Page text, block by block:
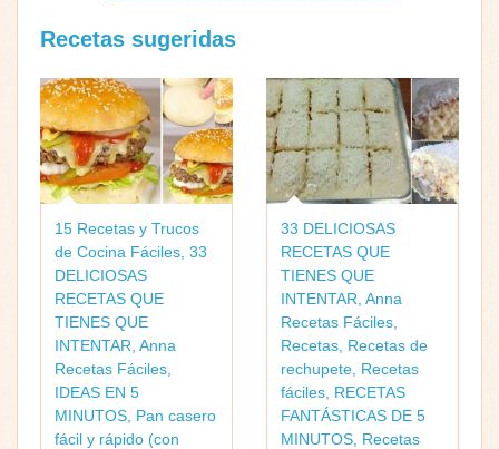
Recetas sugeridas
15 Recetas y Trucos
de Cocina Fáciles 33
DELICIOSAS
RECETAS QUE
TIENES QUE
INTENTAR Anna
Recetas Fáciles
IDEAS EN 5
MINUTOS Pan casero
fácil y rápido (con
33 DELICIOSAS
RECETAS QUE
TIENES QUE
INTENTAR Anna
Recetas Fáciles
Recetas Recetas de
rechupete Recetas
fáciles RECETAS
FANTÁSTICAS DE 5
MINUTOS Recetas